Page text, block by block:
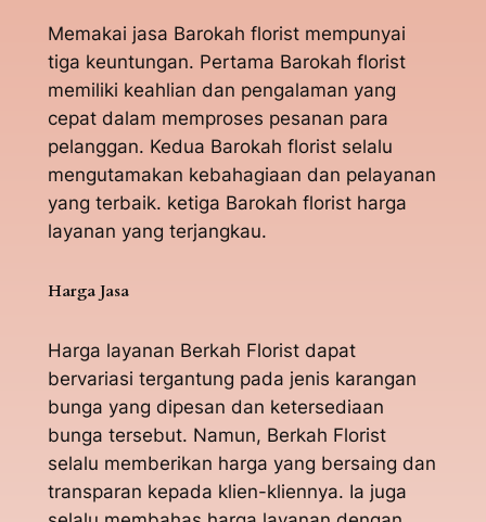
Memakai jasa Barokah florist mempunyai
tiga keuntungan. Pertama Barokah florist
memiliki keahlian dan pengalaman yang
cepat dalam memproses pesanan para
pelanggan. Kedua Barokah florist selalu
mengutamakan kebahagiaan dan pelayanan
yang terbaik. ketiga Barokah florist harga
layanan yang terjangkau.
Harga Jasa
Harga layanan Berkah Florist dapat
bervariasi tergantung pada jenis karangan
bunga yang dipesan dan ketersediaan
bunga tersebut. Namun, Berkah Florist
selalu memberikan harga yang bersaing dan
transparan kepada klien-kliennya. Ia juga